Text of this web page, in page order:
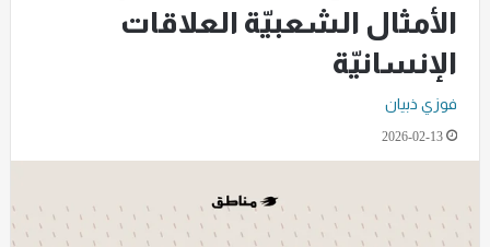
الأمثال الشعبيّة العلاقات
الإنسانيّة
فوزي ذبيان
2026-02-13